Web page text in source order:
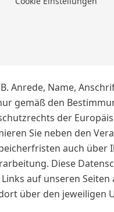
Anrede, Name,
gemäß den
der
Sie neben den
auch über
Diese
auf unseren
über den jeweiligen